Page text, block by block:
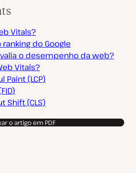
Vitals?
do Google
o desempenho da web?
Vitals?
Paint (LCP)
Shift (CLS)
o artigo em PDF